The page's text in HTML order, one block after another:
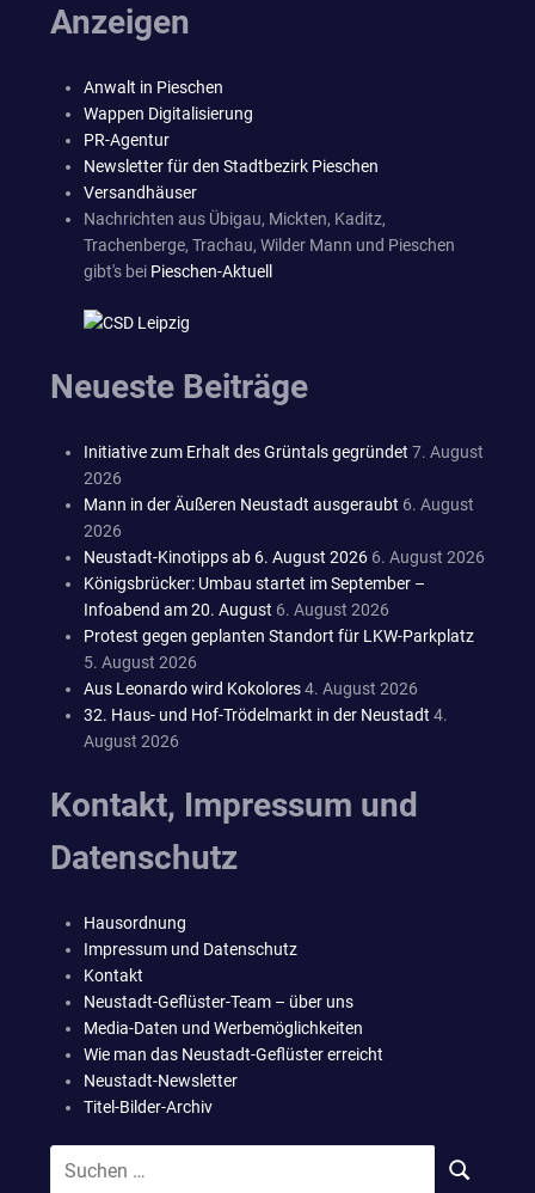
Anzeigen
Anwalt in Pieschen
Wappen Digitalisierung
PR-Agentur
Newsletter für den Stadtbezirk Pieschen
Versandhäuser
Nachrichten aus Übigau, Mickten, Kaditz,
Trachenberge, Trachau, Wilder Mann und Pieschen
gibt's bei Pieschen-Aktuell
Neueste Beiträge
Initiative zum Erhalt des Grüntals gegründet 7. August
2026
Mann in der Äußeren Neustadt ausgeraubt 6. August
2026
Neustadt-Kinotipps ab 6. August 2026 6. August 2026
Königsbrücker: Umbau startet im September –
Infoabend am 20. August 6. August 2026
Protest gegen geplanten Standort für LKW-Parkplatz
5. August 2026
Aus Leonardo wird Kokolores4. August 2026
32. Haus- und Hof-Trödelmarkt in der Neustadt 4.
August 2026
Kontakt, Impressum und
Datenschutz
Hausordnung
Impressum und Datenschutz
Kontakt
Neustadt-Geflüster-Team – über uns
Media-Daten und Werbemöglichkeiten
Wie man das Neustadt-Geflüster erreicht
Neustadt-Newsletter
Titel-Bilder-Archiv
SUCHEN